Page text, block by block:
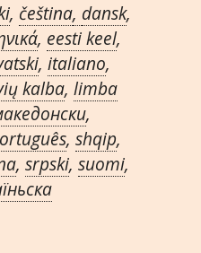
, čeština, dansk,
, eesti keel,
, italiano,
kalba, limba
,
, shqip,
, srpski, suomi,